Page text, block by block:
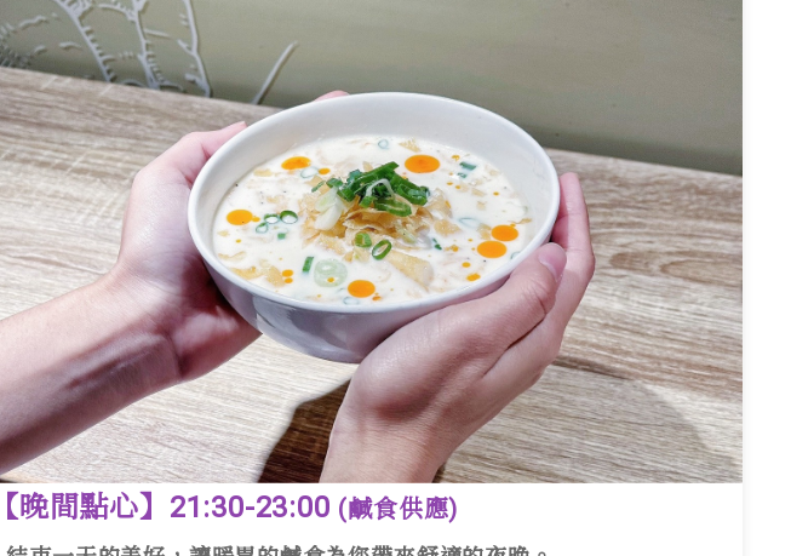
【晚間點心】21:30-23:00 (鹹食供應)